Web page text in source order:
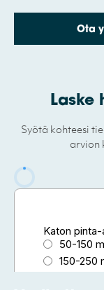
Ota
Laske
Syötä kohteesi
arvion